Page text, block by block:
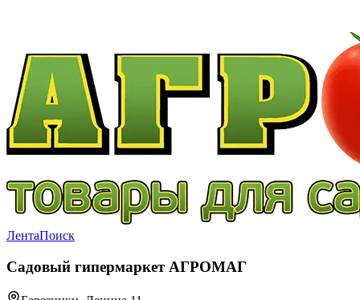
ЛентаПоиск
Садовый гипермаркет АГРОМАГ